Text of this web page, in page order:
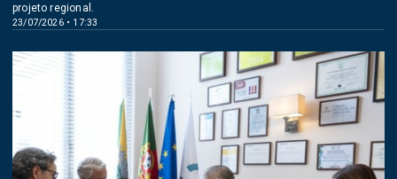
23/07/2026 • 17:33
projeto regional.